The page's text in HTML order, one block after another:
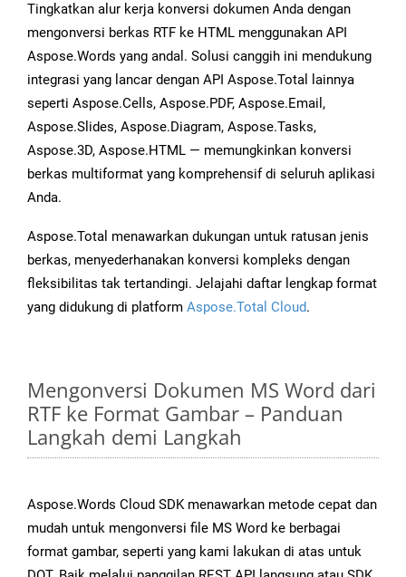
Tingkatkan alur kerja konversi dokumen Anda dengan
mengonversi berkas RTF ke HTML menggunakan API
Aspose.Words yang andal. Solusi canggih ini mendukung
integrasi yang lancar dengan API Aspose.Total lainnya
seperti Aspose.Cells, Aspose.PDF, Aspose.Email,
Aspose.Slides, Aspose.Diagram, Aspose.Tasks,
Aspose.3D, Aspose.HTML — memungkinkan konversi
berkas multiformat yang komprehensif di seluruh aplikasi
Anda.
Aspose.Total menawarkan dukungan untuk ratusan jenis
berkas, menyederhanakan konversi kompleks dengan
fleksibilitas tak tertandingi. Jelajahi daftar lengkap format
yang didukung di platform Aspose.Total Cloud.
Mengonversi Dokumen MS Word dari
RTF ke Format Gambar – Panduan
Langkah demi Langkah
Aspose.Words Cloud SDK menawarkan metode cepat dan
mudah untuk mengonversi file MS Word ke berbagai
format gambar, seperti yang kami lakukan di atas untuk